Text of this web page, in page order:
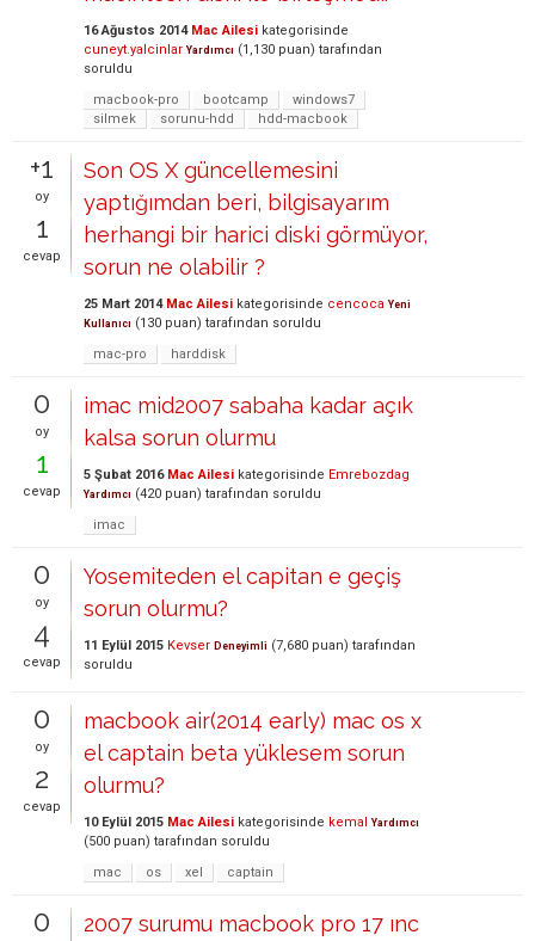
16 Ağustos 2014 Mac Ailesi kategorisinde
cuneyt.yalcinlar Yardımcı (1,130 puan) tarafından
soruldu
macbook-pro
bootcamp
windows7
silmek
sorunu-hdd hdd-macbook
+1
oy
1
cevap
Son OS X güncellemesini
yaptığımdan beri, bilgisayarım
herhangi bir harici diski görmüyor,
sorun ne olabilir ?
25 Mart 2014 Mac Ailesi kategorisinde cencoca Yeni
Kullanıcı (130 puan) tarafından soruldu
mac-pro
harddisk
0
oy
1
cevap
imac mid2007 sabaha kadar açık
kalsa sorun olurmu
5 Şubat 2016 Mac Ailesi kategorisinde Emrebozdag
Yardımcı (420 puan) tarafından soruldu
imac
0
oy
4
cevap
Yosemiteden el capitan e geçiş
sorun olurmu?
11 Eylül 2015 Kevser Deneyimli (7,680 puan) tarafından
soruldu
0
oy
2
cevap
macbook air(2014 early) mac os x
el captain beta yüklesem sorun
olurmu?
10 Eylül 2015 Mac Ailesi kategorisinde kemal Yardımcı
(500 puan) tarafından soruldu
mac
os xel captain
0
2007 surumu macbook pro 17 ınc